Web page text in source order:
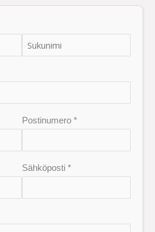
Postinumero *
Sähköposti *